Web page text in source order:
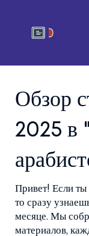
Обзор
2025 в
Привет! Если ты
то сразу
месяце. Мы
материалов,